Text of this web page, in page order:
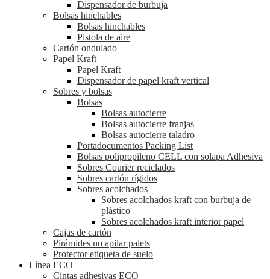
Dispensador de burbuja
Bolsas hinchables
Bolsas hinchables
Pistola de aire
Cartón ondulado
Papel Kraft
Papel Kraft
Dispensador de papel kraft vertical
Sobres y bolsas
Bolsas
Bolsas autocierre
Bolsas autocierre franjas
Bolsas autocierre taladro
Portadocumentos Packing List
Bolsas polipropileno CELL con solapa Adhesiva
Sobres Courier reciclados
Sobres cartón rígidos
Sobres acolchados
Sobres acolchados kraft con burbuja de
plástico
Sobres acolchados kraft interior papel
Cajas de cartón
Pirámides no apilar palets
Protector etiqueta de suelo
Línea ECO
Cintas adhesivas ECO